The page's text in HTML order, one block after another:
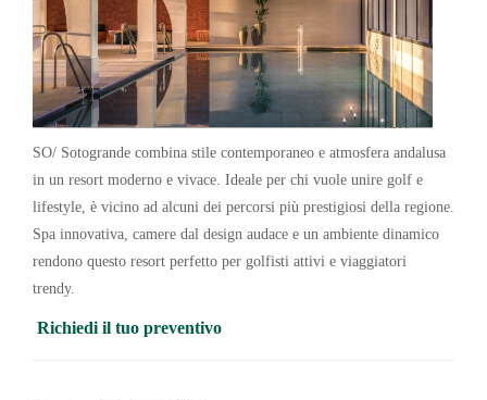
SO/ Sotogrande combina stile contemporaneo e atmosfera andalusa
in un resort moderno e vivace. Ideale per chi vuole unire golf e
lifestyle, è vicino ad alcuni dei percorsi più prestigiosi della regione.
Spa innovativa, camere dal design audace e un ambiente dinamico
rendono questo resort perfetto per golfisti attivi e viaggiatori
trendy.
Richiedi il tuo preventivo